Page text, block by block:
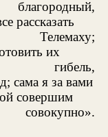
благородный,
рассказать
Телемаху;
их
гибель,
сама я за вами
совершим
совокупно».